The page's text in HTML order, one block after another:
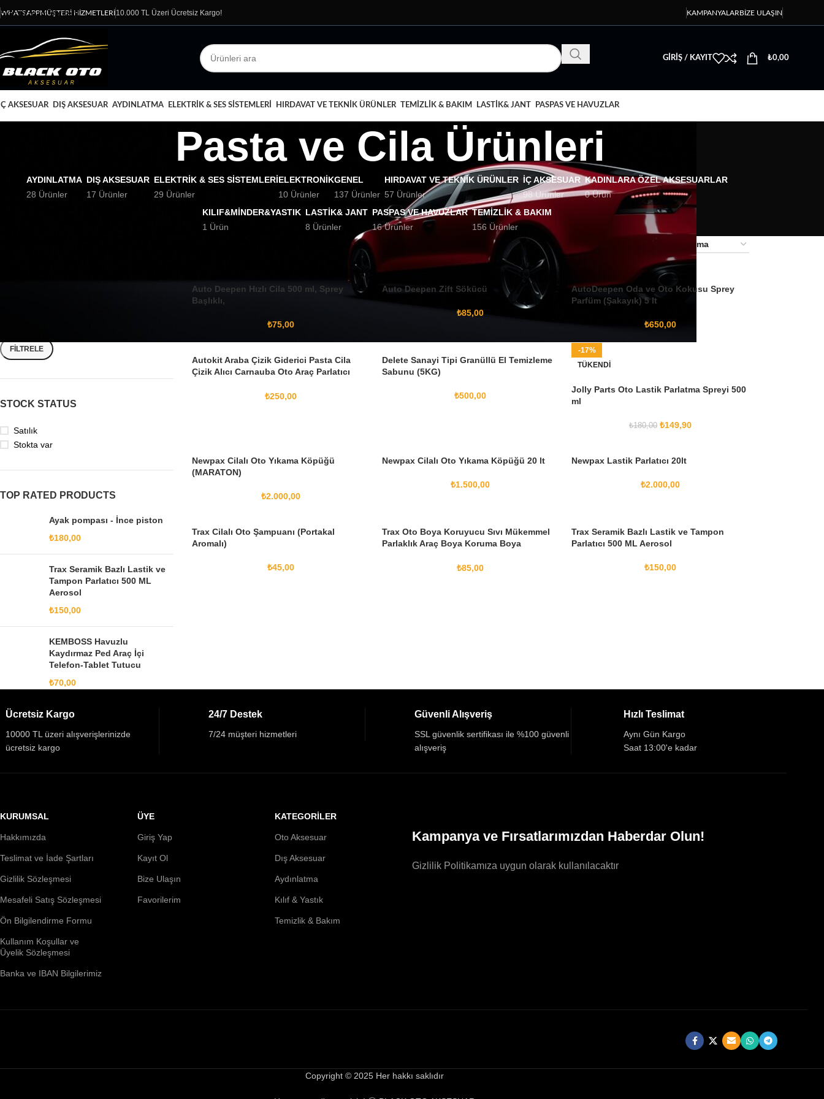
Skip to main content
WHATSAPPMÜŞTERI HIZMETLERI10.000 TL Üzeri Ücretsiz Kargo! KAMPANYALARBIZE ULAŞIN
GIRIŞ / KAYIT ₺0,00
AKSESUAR DIŞ AKSESUAR AYDINLATMA ELEKTRIK & SES SISTEMLERI HIRDAVAT VE TEKNIK ÜRÜNLER TEMIZLIK & BAKIM LASTIK& JANT PASPAS VE HAVUZLAR
Pasta ve Cila Ürünleri
AYDINLATMA
28 Ürünler
DIŞ AKSESUAR
17 Ürünler
ELEKTRIK & SES SISTEMLERI
29 Ürünler
ELEKTRONIK
10 Ürünler
GENEL
137 Ürünler
HIRDAVAT VE TEKNIK ÜRÜNLER
57 Ürünler
İÇ AKSESUAR
98 Ürünler
KADINLARA ÖZEL AKSESUARLAR
0 Ürün
KILIF&MINDER&YASTIK
1 Ürün
LASTIK& JANT
8 Ürünler
PASPAS VE HAVUZLAR
16 Ürünler
TEMIZLIK & BAKIM
156 Ürünler
FILTRELE
STOCK STATUS
Satılık
Stokta var
TOP RATED PRODUCTS
Ayak pompası - İnce piston
₺180,00
Trax Seramik Bazlı Lastik ve
Tampon Parlatıcı 500 ML
Aerosol
₺150,00
KEMBOSS Havuzlu
Kaydırmaz Ped Araç İçi
Telefon-Tablet Tutucu
₺70,00
Pasta ve Cila Ürünleri Göster 9 12 18
Auto Deepen Hızlı Cila 500 ml, Sprey
Başlıklı,
₺75,00
Auto Deepen Zift Sökücü
₺85,00
AutoDeepen Oda ve Oto Kokusu Sprey
Parfüm (Şakayık) 5 lt
₺650,00
Autokit Araba Çizik Giderici Pasta Cila
Çizik Alıcı Carnauba Oto Araç Parlatıcı
₺250,00
Delete Sanayi Tipi Granüllü El Temizleme
Sabunu (5KG)
₺500,00
-17%
TÜKENDI
Jolly Parts Oto Lastik Parlatma Spreyi 500
ml
₺180,00 ₺149,90
Newpax Cilalı Oto Yıkama Köpüğü
(MARATON)
₺2.000,00
Newpax Cilalı Oto Yıkama Köpüğü 20 lt
₺1.500,00
Newpax Lastik Parlatıcı 20lt
₺2.000,00
Trax Cilalı Oto Şampuanı (Portakal
Aromalı)
₺45,00
Trax Oto Boya Koruyucu Sıvı Mükemmel
Parlaklık Araç Boya Koruma Boya
₺85,00
Trax Seramik Bazlı Lastik ve Tampon
Parlatıcı 500 ML Aerosol
₺150,00
Ücretsiz Kargo
10000 TL üzeri alışverişlerinizde
ücretsiz kargo
24/7 Destek
7/24 müşteri hizmetleri
Güvenli Alışveriş
SSL güvenlik sertifikası ile %100 güvenli
alışveriş
Hızlı Teslimat
Aynı Gün Kargo
Saat 13:00'e kadar
KURUMSAL
Hakkımızda
Teslimat ve İade Şartları
Gizlilik Sözleşmesi
Mesafeli Satış Sözleşmesi
Ön Bilgilendirme Formu
Kullanım Koşullar ve
Üyelik Sözleşmesi
Banka ve IBAN Bilgilerimiz
ÜYE
Giriş Yap
Kayıt Ol
Bize Ulaşın
Favorilerim
KATEGORİLER
Oto Aksesuar
Dış Aksesuar
Aydınlatma
Kılıf & Yastık
Temizlik & Bakım
Kampanya ve Fırsatlarımızdan Haberdar Olun!
Gizlilik Politikamıza uygun olarak kullanılacaktır
Copyright © 2025 Her hakkı saklıdır